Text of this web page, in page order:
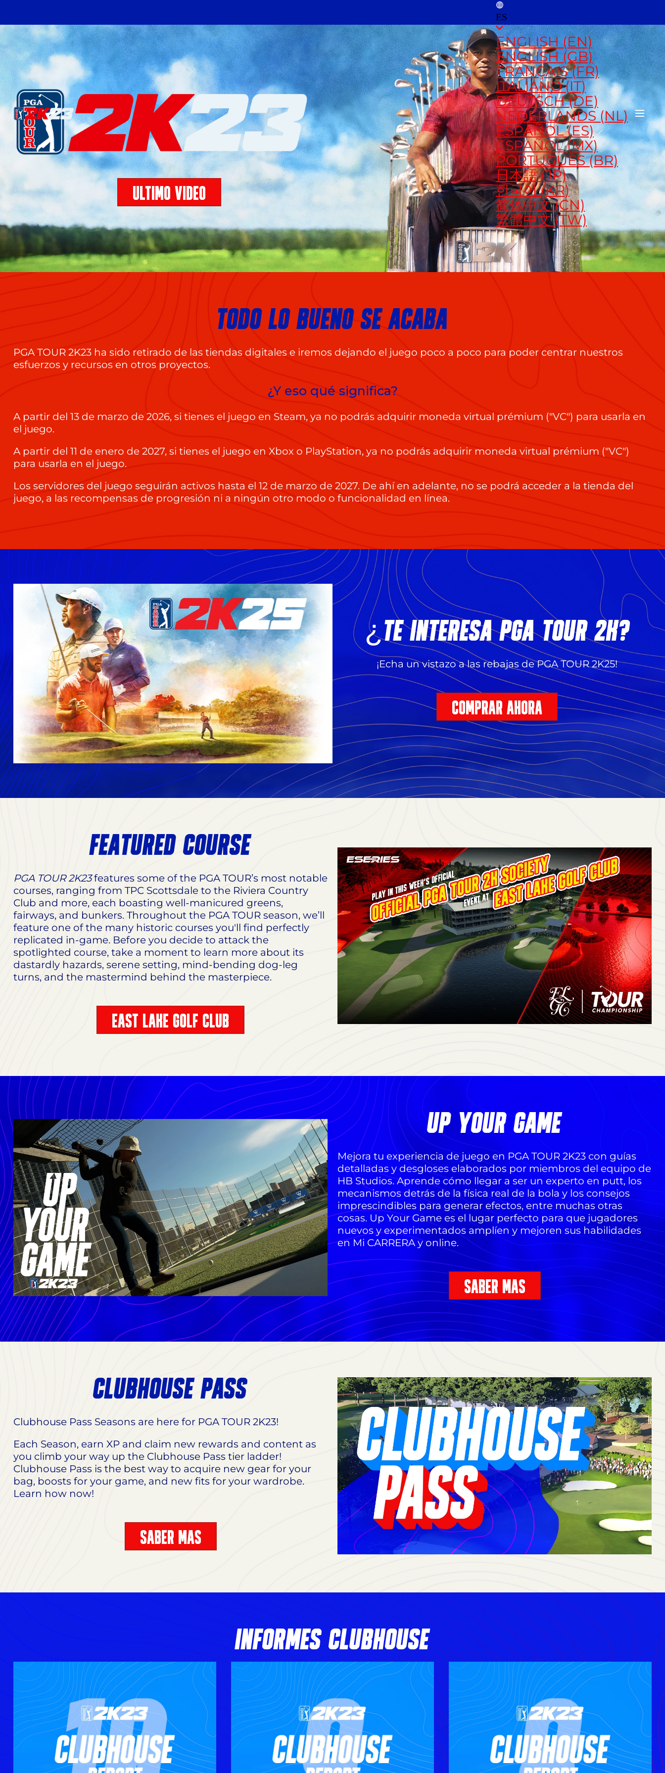
ES
ENGLISH (EN)
ENGLISH (GB)
FRANÇAIS (FR)
ITALIANO (IT)
DEUTSCH (DE)
NEDERLANDS (NL)
ESPAÑOL (ES)
ESPAÑOL (MX)
PORTUGUÊS (BR)
日本語 (JP)
한국어 (KR)
简体中文 (CN)
繁體中文 (TW)
ÚLTIMO VÍDEO
TODO LO BUENO SE ACABA
PGA TOUR 2K23 ha sido retirado de las tiendas digitales e iremos dejando el juego poco a poco para poder centrar nuestros
esfuerzos y recursos en otros proyectos.
¿Y eso qué significa?
A partir del 13 de marzo de 2026, si tienes el juego en Steam, ya no podrás adquirir moneda virtual prémium ("VC") para usarla en
el juego.
A partir del 11 de enero de 2027, si tienes el juego en Xbox o PlayStation, ya no podrás adquirir moneda virtual prémium ("VC")
para usarla en el juego.
Los servidores del juego seguirán activos hasta el 12 de marzo de 2027. De ahí en adelante, no se podrá acceder a la tienda del
juego, a las recompensas de progresión ni a ningún otro modo o funcionalidad en línea.
¿TE INTERESA PGA TOUR 2K?
¡Echa un vistazo a las rebajas de PGA TOUR 2K25!
COMPRAR AHORA
FEATURED COURSE
PGA TOUR 2K23features some of the PGA TOUR’s most notable
courses, ranging from TPC Scottsdale to the Riviera Country
Club and more, each boasting well-manicured greens,
fairways, and bunkers. Throughout the PGA TOUR season, we’ll
feature one of the many historic courses you'll find perfectly
replicated in-game. Before you decide to attack the
spotlighted course, take a moment to learn more about its
dastardly hazards, serene setting, mind-bending dog-leg
turns, and the mastermind behind the masterpiece.
EAST LAKE GOLF CLUB
UP YOUR GAME
Mejora tu experiencia de juego en PGA TOUR 2K23 con guías
detalladas y desgloses elaborados por miembros del equipo de
HB Studios. Aprende cómo llegar a ser un experto en putt, los
mecanismos detrás de la física real de la bola y los consejos
imprescindibles para generar efectos, entre muchas otras
cosas. Up Your Game es el lugar perfecto para que jugadores
nuevos y experimentados amplíen y mejoren sus habilidades
en Mi CARRERA y online.
SABER MÁS
CLUBHOUSE PASS
Clubhouse Pass Seasons are here for PGA TOUR 2K23!
Each Season, earn XP and claim new rewards and content as
you climb your way up the Clubhouse Pass tier ladder!
Clubhouse Pass is the best way to acquire new gear for your
bag, boosts for your game, and new fits for your wardrobe.
Learn how now!
SABER MÁS
INFORMES CLUBHOUSE